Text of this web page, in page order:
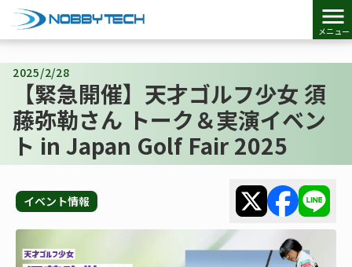
2025/2/28
【緊急開催】天才ゴルフ少女 須
藤弥勒さん トーク＆実演イベン
ト in Japan Golf Fair 2025
イベント情報
menu
メニュー